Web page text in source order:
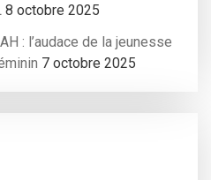
8 octobre 2025
: l’audace de la jeunesse
7 octobre 2025